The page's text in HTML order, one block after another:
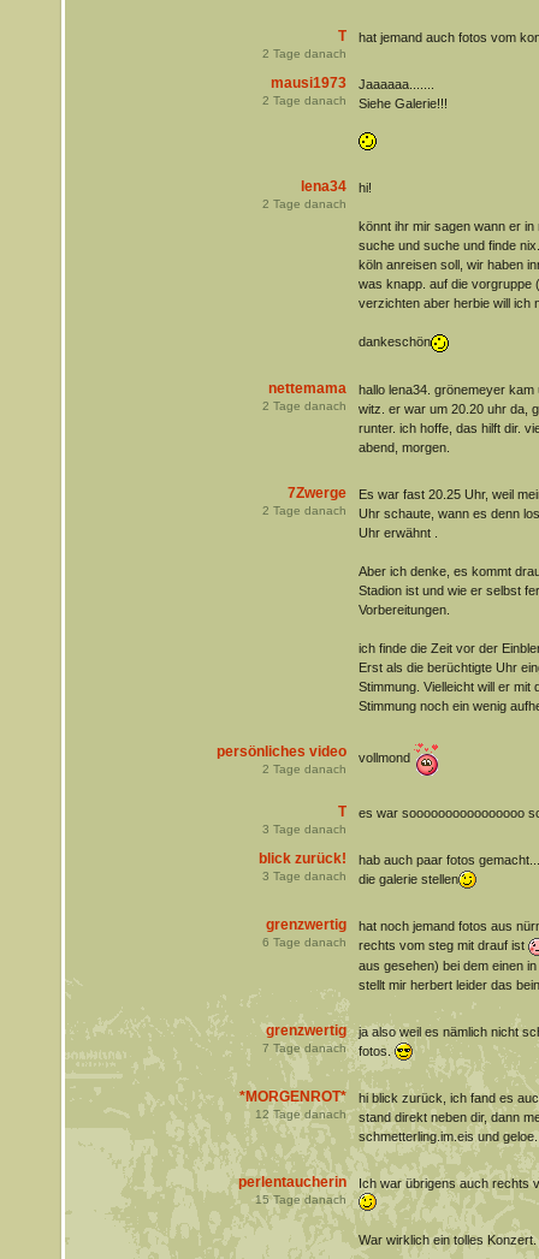
T
2 Tage danach
hat jemand auch fotos vom
mausi1973
2 Tage danach
Jaaaaaa.......
Siehe Galerie!!!
lena34
2 Tage danach
hi!
könnt ihr mir sagen wann er
suche und suche und finde
köln anreisen soll, wir haben
was knapp. auf die vorgruppe
verzichten aber herbie will ich
dankeschön
nettemama
2 Tage danach
hallo lena34. grönemeyer
witz. er war um 20.20 uhr da,
runter. ich hoffe, das hilft dir.
abend, morgen.
7Zwerge
2 Tage danach
Es war fast 20.25 Uhr, weil
Uhr schaute, wann es denn
Uhr erwähnt .
Aber ich denke, es kommt
Stadion ist und wie er selbst
Vorbereitungen.
ich finde die Zeit vor der
Erst als die berüchtigte Uhr
Stimmung. Vielleicht will er mit
Stimmung noch ein wenig
persönliches video
2 Tage danach
vollmond
T
3 Tage danach
es war soooooooooooooooo
blick zurück!
3 Tage danach
hab auch paar fotos
die galerie stellen
grenzwertig
6 Tage danach
hat noch jemand fotos aus
rechts vom steg mit drauf ist
aus gesehen) bei dem einen
stellt mir herbert leider das
grenzwertig
7Tage danach
ja also weil es nämlich nicht
fotos.
*MORGENROT*
12Tage danach
hi blick zurück, ich fand es
stand direkt neben dir, dann
schmetterling.im.eis und
perlentaucherin
15Tage danach
Ich war übrigens auch rechts
War wirklich ein tolles Konzert.